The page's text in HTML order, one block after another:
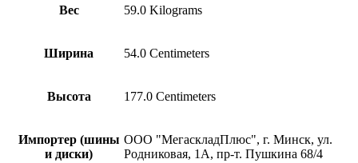
пигтейлы
проекторы и экраны
IP-телефония
Вес 59.0 Kilograms
Ширина 54.0 Centimeters
Высота 177.0 Centimeters
Импортер (шины
и диски)
ООО "МегаскладПлюс", г. Минск, ул.
Родниковая, 1А, пр-т. Пушкина 68/4